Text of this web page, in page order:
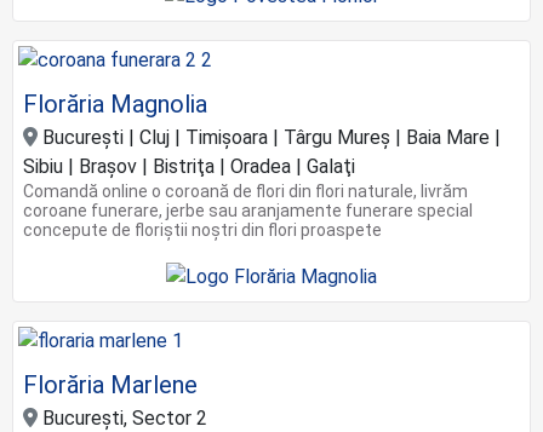
Florăria Magnolia
Bucureşti | Cluj | Timişoara | Târgu Mureș | Baia Mare |
Sibiu | Braşov | Bistriţa | Oradea | Galaţi
Comandă online o coroană de flori din flori naturale, livrăm
coroane funerare, jerbe sau aranjamente funerare special
concepute de floriștii noștri din flori proaspete
Florăria Marlene
București, Sector 2